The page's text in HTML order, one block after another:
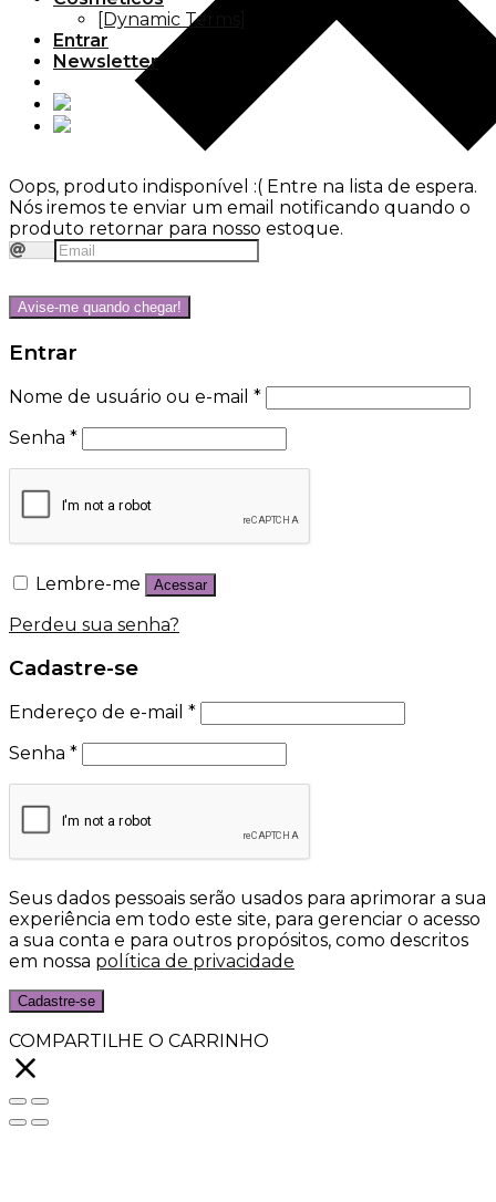
[Dynamic Terms]
Entrar
Newsletter
Oops, produto indisponível :( Entre na lista de espera.
Nós iremos te enviar um email notificando quando o
produto retornar para nosso estoque.
Avise-me quando chegar!
Entrar
Nome de usuário ou e-mail *
Senha *
Lembre-me Acessar
Perdeu sua senha?
Cadastre-se
Endereço de e-mail *
Senha *
Seus dados pessoais serão usados para aprimorar a sua
experiência em todo este site, para gerenciar o acesso
a sua conta e para outros propósitos, como descritos
em nossa política de privacidade
Cadastre-se
COMPARTILHE O CARRINHO